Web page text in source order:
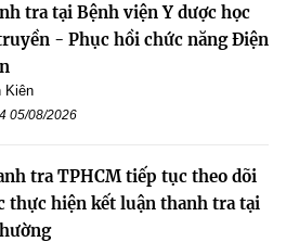
tra tại Bệnh viện Y dược học
- Phục hồi chức năng Điện
Kiên
05/08/2026
tra TPHCM tiếp tục theo dõi
thực hiện kết luận thanh tra tại